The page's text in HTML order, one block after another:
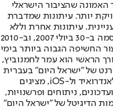
שהציבור הישראלי
יותר. עיתונות שמדברת
עיתונות אחרת וללא
תשלום. המהדורה המודפסת הראשונה פורסמה ב-30 ביולי 2007, וב-2010
החשיפה הגבוה ביותר בימי
הראשי הוא עמר לחמנוביץ,
של "ישראל היום" בעברית
ובאנגלית, כמו כן היישומונים (אפליקציות) לאנדרואיד ול-iOS, מציגים
ניתוחים ופרשנויות,
הדיגיטל של "ישראל היום"